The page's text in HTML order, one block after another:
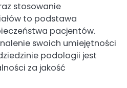
stosowanie
to podstawa
pacjentów.
swoich umiejętności
podologii jest
za jakość